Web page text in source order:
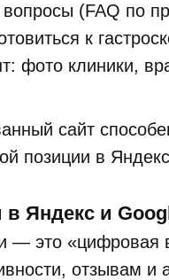
(FAQ по
к
фото клиники,
сайт
позиции в
Яндекс и
— это «цифровая
отзывам и